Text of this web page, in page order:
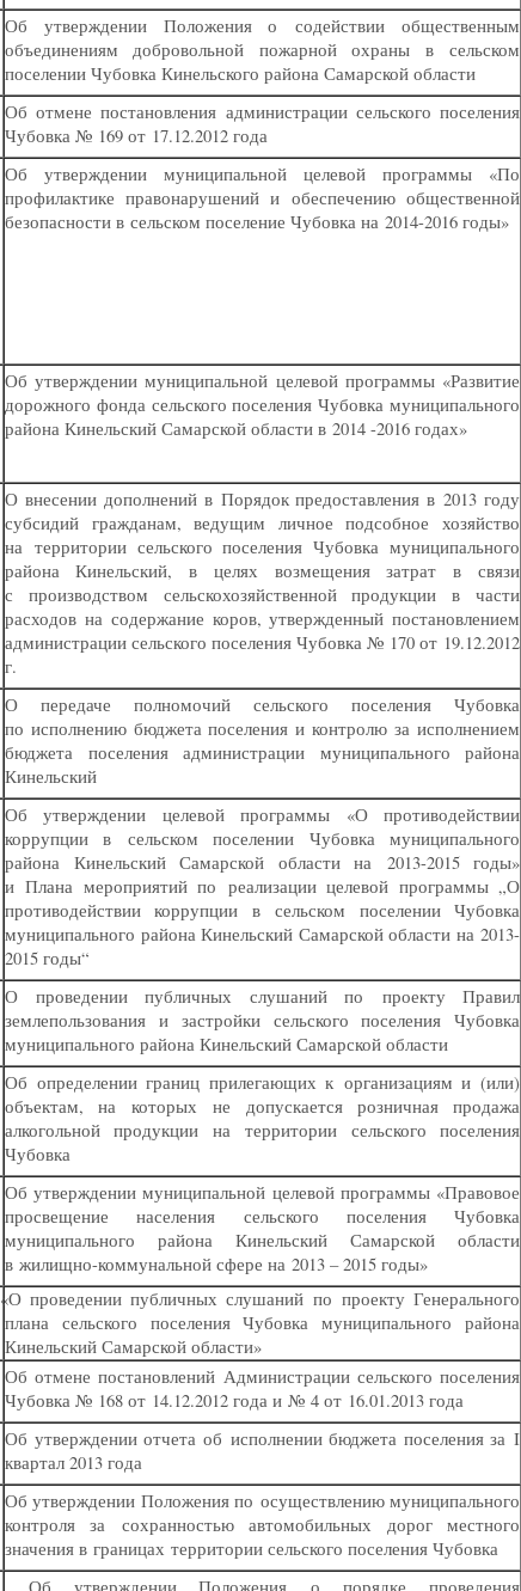
Об утверждении Положения о содействии общественным
объединениям добровольной пожарной охраны в сельском
поселении Чубовка Кинельского района Самарской области
Об отмене постановления администрации сельского поселения
Чубовка № 169 от 17.12.2012 года
Об утверждении муниципальной целевой программы «По
профилактике правонарушений и обеспечению общественной
безопасности в сельском поселение Чубовка на 2014-2016 годы»
Об утверждении муниципальной целевой программы «Развитие
дорожного фонда сельского поселения Чубовка муниципального
района Кинельский Самарской области в 2014 -2016 годах»
О внесении дополнений в Порядок предоставления в 2013 году
субсидий гражданам, ведущим личное подсобное хозяйство
на территории сельского поселения Чубовка муниципального
района Кинельский, в целях возмещения затрат в связи
с производством сельскохозяйственной продукции в части
расходов на содержание коров, утвержденный постановлением
администрации сельского поселения Чубовка № 170 от 19.12.2012
г.
О передаче полномочий сельского поселения Чубовка
по исполнению бюджета поселения и контролю за исполнением
бюджета поселения администрации муниципального района
Кинельский
Об утверждении целевой программы «О противодействии
коррупции в сельском поселении Чубовка муниципального
района Кинельский Самарской области на 2013-2015 годы»
и Плана мероприятий по реализации целевой программы „О
противодействии коррупции в сельском поселении Чубовка
муниципального района Кинельский Самарской области на 2013-
2015 годы“
О проведении публичных слушаний по проекту Правил
землепользования и застройки сельского поселения Чубовка
муниципального района Кинельский Самарской области
Об определении границ прилегающих к организациям и (или)
объектам, на которых не допускается розничная продажа
алкогольной продукции на территории сельского поселения
Чубовка
Об утверждении муниципальной целевой программы «Правовое
просвещение населения сельского поселения Чубовка
муниципального района Кинельский Самарской области
в жилищно-коммунальной сфере на 2013 – 2015 годы»
«О проведении публичных слушаний по проекту Генерального
плана сельского поселения Чубовка муниципального района
Кинельский Самарской области»
Об отмене постановлений Администрации сельского поселения
Чубовка № 168 от 14.12.2012 года и № 4 от 16.01.2013 года
Об утверждении отчета об исполнении бюджета поселения за I
квартал 2013 года
Об утверждении Положения по осуществлению муниципального
контроля за сохранностью автомобильных дорог местного
значения в границах территории сельского поселения Чубовка